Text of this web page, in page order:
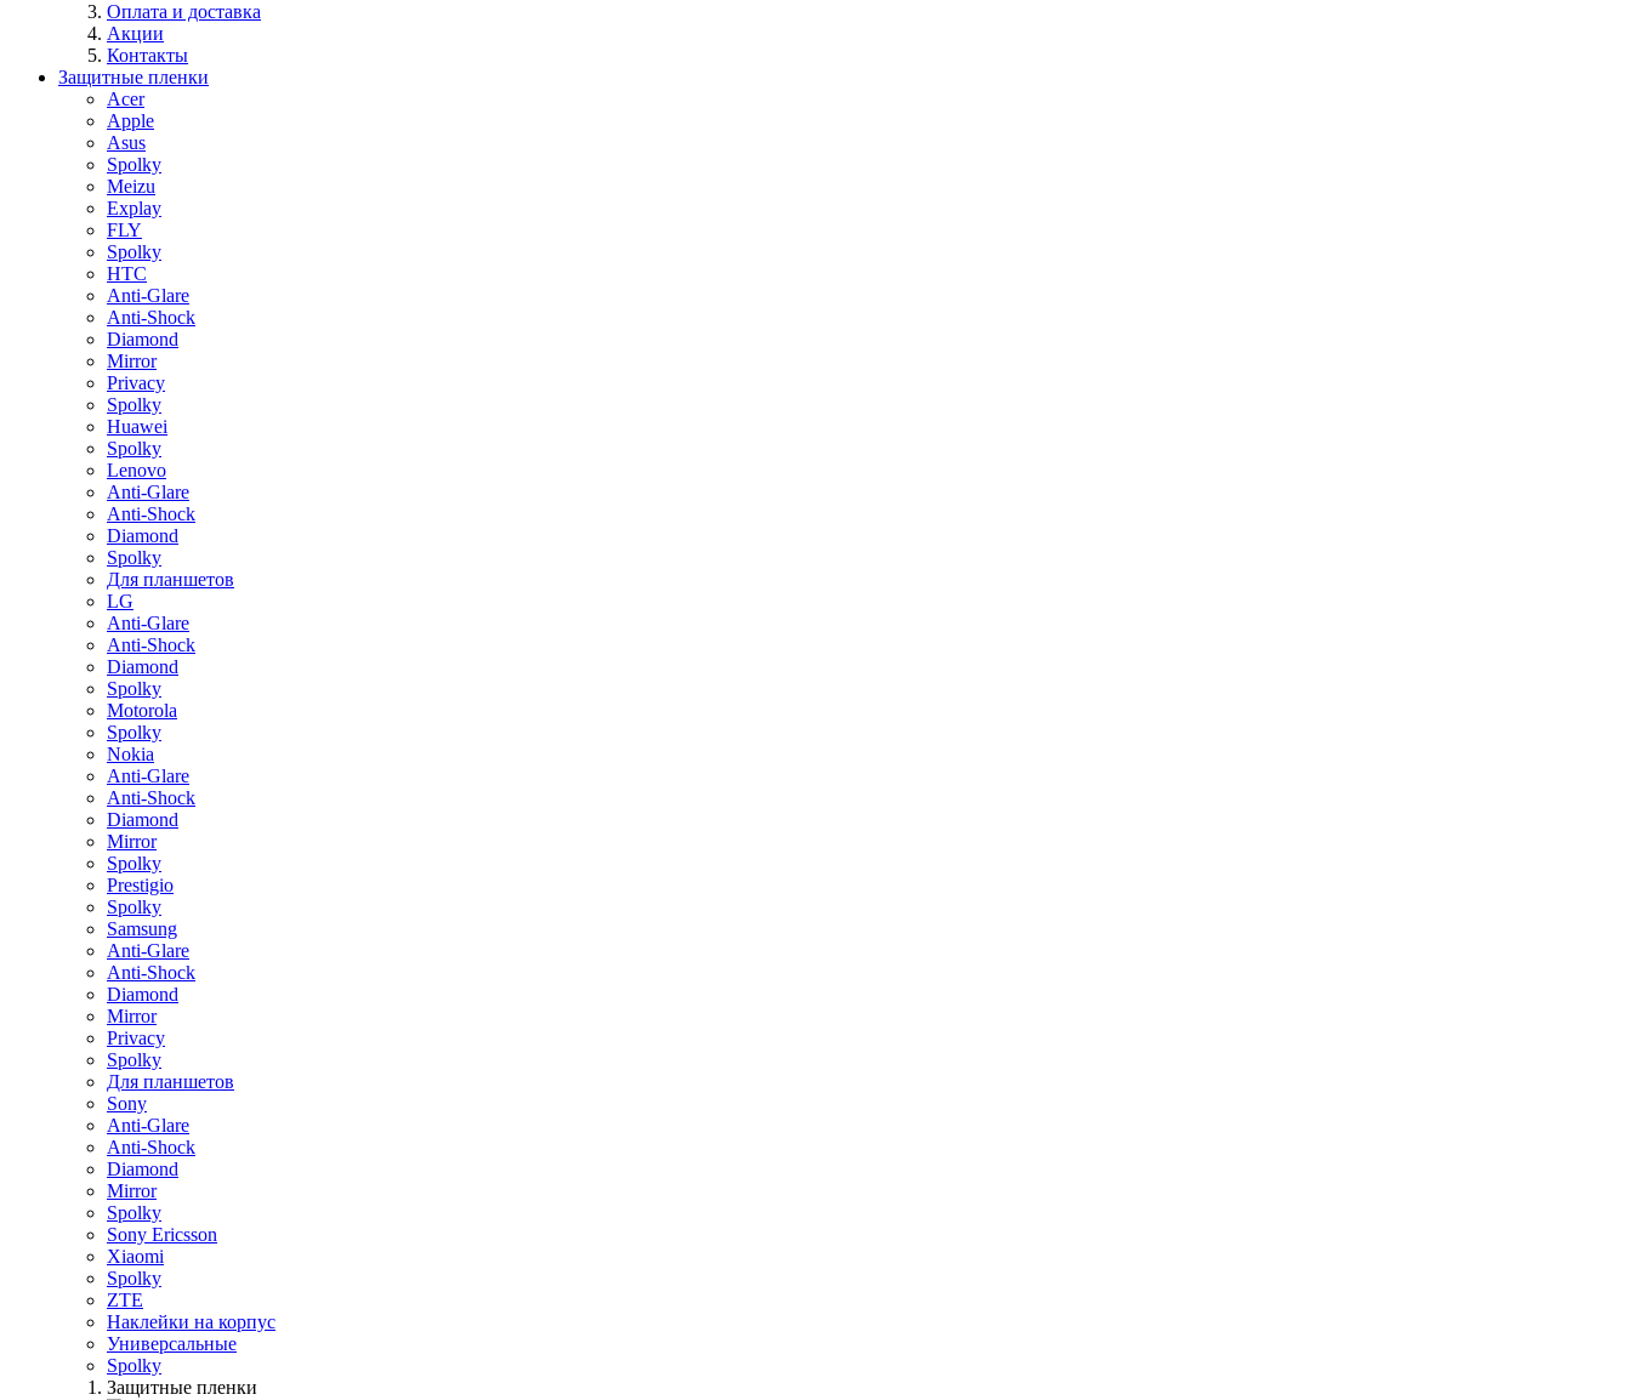
Оплата и доставка
Акции
Контакты
Защитные пленки
Acer
Apple
Asus
Spolky
Meizu
Explay
FLY
Spolky
HTC
Anti-Glare
Anti-Shock
Diamond
Mirror
Privacy
Spolky
Huawei
Spolky
Lenovo
Anti-Glare
Anti-Shock
Diamond
Spolky
Для планшетов
LG
Anti-Glare
Anti-Shock
Diamond
Spolky
Motorola
Spolky
Nokia
Anti-Glare
Anti-Shock
Diamond
Mirror
Spolky
Prestigio
Spolky
Samsung
Anti-Glare
Anti-Shock
Diamond
Mirror
Privacy
Spolky
Для планшетов
Sony
Anti-Glare
Anti-Shock
Diamond
Mirror
Spolky
Sony Ericsson
Xiaomi
Spolky
ZTE
Наклейки на корпус
Универсальные
Spolky
Защитные пленки